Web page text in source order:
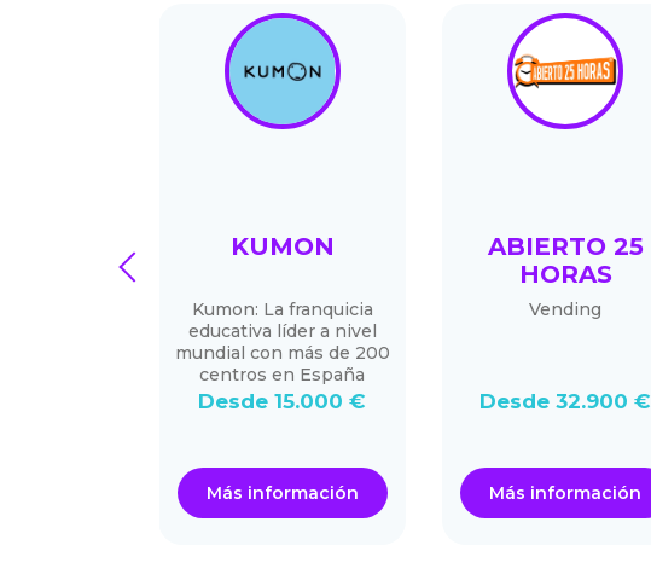
KUMON
Kumon: La franquicia
educativa líder a nivel
mundial con más de 200
centros en España
Desde 15.000 €
Más información
ABIERTO 25
HORAS
Vending
Desde 32.900 €
Más información
prev